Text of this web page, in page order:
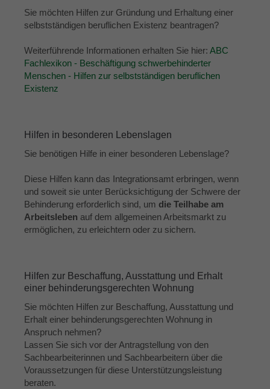
Sie möchten Hilfen zur Gründung und Erhaltung einer
selbstständigen beruflichen Existenz beantragen?
Weiterführende Informationen erhalten Sie hier: ABC
Fachlexikon - Beschäftigung schwerbehinderter
Menschen - Hilfen zur selbstständigen beruflichen
Existenz
Hilfen in besonderen Lebenslagen
Sie benötigen Hilfe in einer besonderen Lebenslage?
Diese Hilfen kann das Integrationsamt erbringen, wenn
und soweit sie unter Berücksichtigung der Schwere der
Behinderung erforderlich sind, um die Teilhabe am
Arbeitsleben auf dem allgemeinen Arbeitsmarkt zu
ermöglichen, zu erleichtern oder zu sichern.
Hilfen zur Beschaffung, Ausstattung und Erhalt
einer behinderungsgerechten Wohnung
Sie möchten Hilfen zur Beschaffung, Ausstattung und
Erhalt einer behinderungsgerechten Wohnung in
Anspruch nehmen?
Lassen Sie sich vor der Antragstellung von den
Sachbearbeiterinnen und Sachbearbeitern über die
Voraussetzungen für diese Unterstützungsleistung
beraten.